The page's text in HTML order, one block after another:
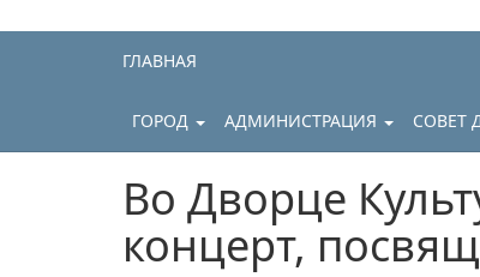
ГЛАВНАЯ
ГОРОД АДМИНИСТРАЦИЯ СОВЕТ
Во Дворце
концерт,